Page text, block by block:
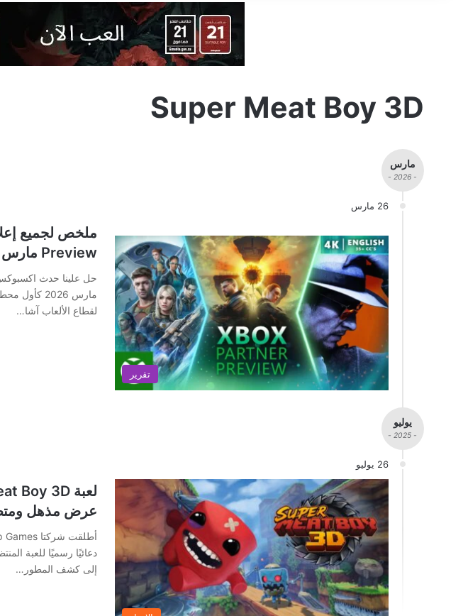
Super Meat Boy 3D
مارس
- 2026 -
26 مارس
تقرير
Preview مارس 2026
مارس 2026
لقطاع الألعاب آشا…
يوليو
- 2025 -
26 يوليو
عرض مذهل
إلى كشف المطور…